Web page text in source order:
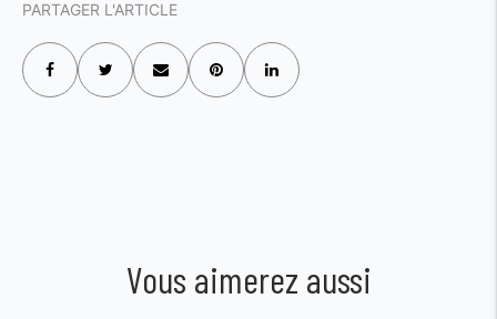
PARTAGER L'ARTICLE
Vous aimerez aussi